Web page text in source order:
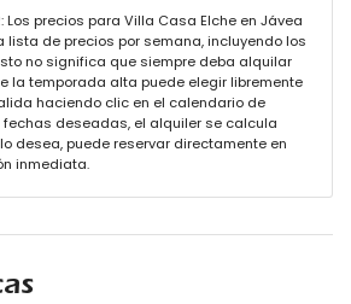
libre
privadas
Jávea (a menos de 5 kilómetros de la villa)
cercana: Mediterráneo, Jávea (a menos de 3
Los precios para Villa Casa Elche en Jávea
de precios por semana, incluyendo los
no significa que siempre deba alquilar
la temporada alta puede elegir libremente
haciendo clic en el calendario de
deseadas, el alquiler se calcula
desea, puede reservar directamente en
inmediata.